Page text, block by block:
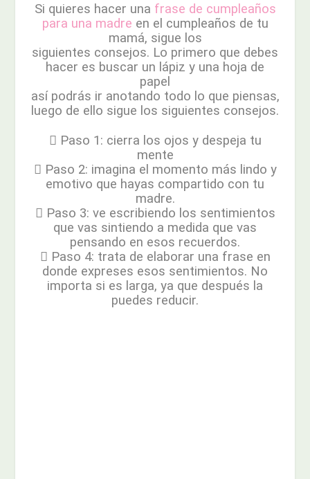
Si quieres hacer una frase de cumpleaños
para una madre en el cumpleaños de tu
mamá, sigue los
siguientes consejos. Lo primero que debes
hacer es buscar un lápiz y una hoja de
papel
así podrás ir anotando todo lo que piensas,
luego de ello sigue los siguientes consejos.
 Paso 1: cierra los ojos y despeja tu
mente
 Paso 2: imagina el momento más lindo y
emotivo que hayas compartido con tu
madre.
 Paso 3: ve escribiendo los sentimientos
que vas sintiendo a medida que vas
pensando en esos recuerdos.
 Paso 4: trata de elaborar una frase en
donde expreses esos sentimientos. No
importa si es larga, ya que después la
puedes reducir.